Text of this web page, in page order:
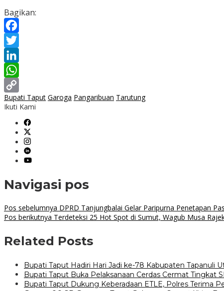
Bagikan:
Facebook
Twitter
LinkedIn
WhatsApp
Copy
Bupati Taput Garoga Pangaribuan Tarutung
Ikuti Kami
Navigasi pos
Pos sebelumnya DPRD Tanjungbalai Gelar Paripurna Penetapan
Pos berikutnya Terdeteksi 25 Hot Spot di Sumut, Wagub Musa
Related Posts
Bupati Taput Hadiri Hari Jadi ke-78 Kabupaten Tapanuli
Bupati Taput Buka Pelaksanaan Cerdas Cermat Tingkat
Bupati Taput Dukung Keberadaan ETLE, Polres Terima